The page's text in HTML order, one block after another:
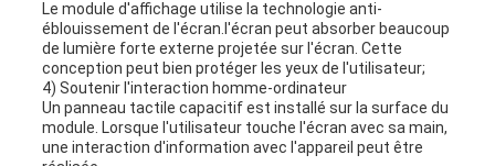
Le module d'affichage utilise la technologie anti-
éblouissement de l'écran.l'écran peut absorber beaucoup
de lumière forte externe projetée sur l'écran. Cette
conception peut bien protéger les yeux de l'utilisateur;
4) Soutenir l'interaction homme-ordinateur
Un panneau tactile capacitif est installé sur la surface du
module. Lorsque l'utilisateur touche l'écran avec sa main,
une interaction d'information avec l'appareil peut être